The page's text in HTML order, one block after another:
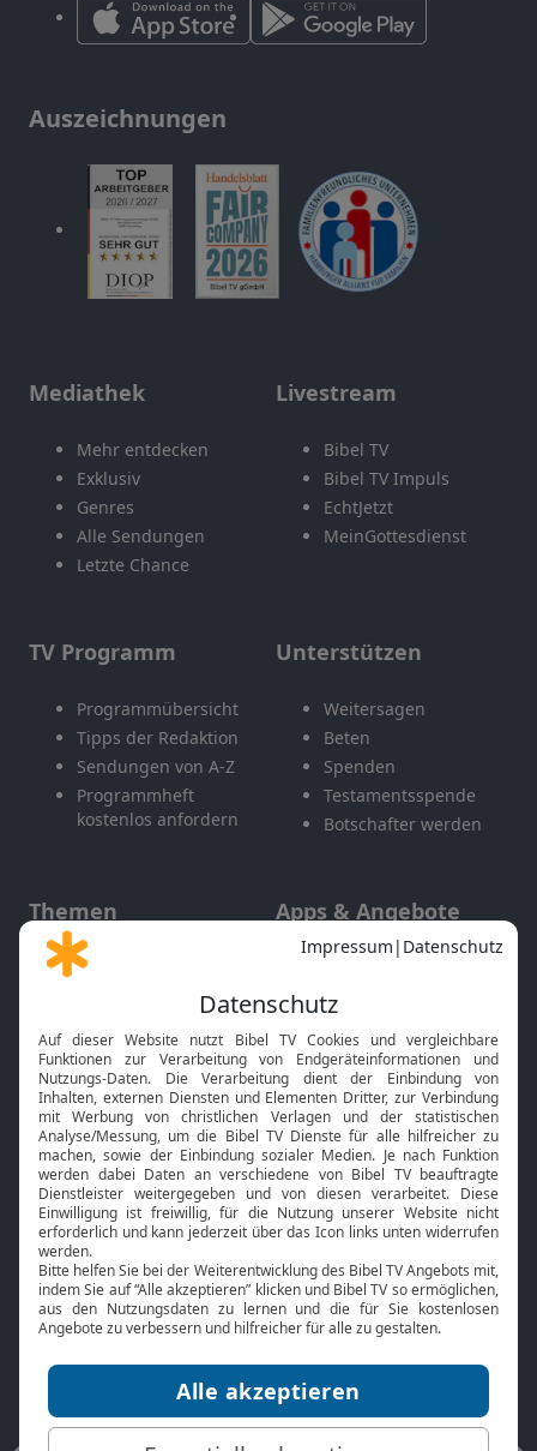
Auszeichnungen
Mediathek
Mehr entdecken
Exklusiv
Genres
Alle Sendungen
Letzte Chance
Livestream
Bibel TV
Bibel TV Impuls
EchtJetzt
MeinGottesdienst
TV Programm
Programmübersicht
Tipps der Redaktion
Sendungen von A-Z
Programmheft
kostenlos anfordern
Unterstützen
Weitersagen
Beten
Spenden
Testamentsspende
Botschafter werden
Themen
Gott und Bibel erklärt
Neuigkeiten
Apps & Angebote
Mobile App
Smart TV
HbbTV
Bibelthek Online-Bibel
Nächster Gottesdienst
Bibel TV
Über uns
Jobs
Mediadaten
Service
Kontakt
TV-Empfang